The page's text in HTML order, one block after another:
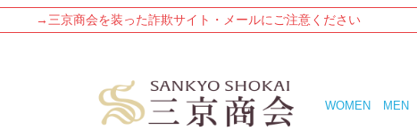
→三京商会を装った詐欺サイト・メールにご注意ください
WOMEN MEN